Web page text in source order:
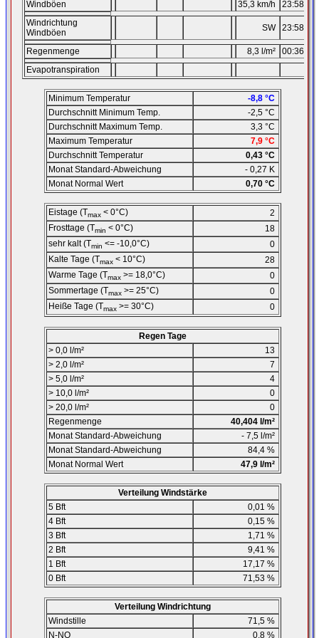
Windböen
35,3 km/h 23:58
Windrichtung
Windböen
SW 23:58
Regenmenge 8,3 l/m² 00:36
Evapotranspiration
Minimum Temperatur
-8,8 °C
Durchschnitt Minimum Temp.
-2,5 °C
Durchschnitt Maximum Temp.
3,3 °C
Maximum Temperatur
7,9 °C
Durchschnitt Temperatur
0,43 °C
Monat Standard-Abweichung
- 0,27 K
Monat Normal Wert
0,70 °C
Eistage (Tmax < 0°C)
2
Frosttage (Tmin < 0°C)
18
sehr kalt (Tmin <= -10,0°C)
0
Kalte Tage (Tmax < 10°C)
28
Warme Tage (Tmax >= 18,0°C)
0
Sommertage (Tmax >= 25°C)
0
Heiße Tage (Tmax >= 30°C) 0
Regen Tage
> 0,0 l/m²
13
> 2,0 l/m²
7
> 5,0 l/m²
4
> 10,0 l/m²
0
> 20,0 l/m²
0
Regenmenge
40,404 l/m²
Monat Standard-Abweichung
- 7,5 l/m²
Monat Standard-Abweichung
84,4 %
Monat Normal Wert
47,9 l/m²
Verteilung Windstärke
5 Bft
0,01 %
4 Bft
0,15 %
3 Bft
1,71 %
2 Bft
9,41 %
1 Bft
17,17 %
0 Bft
71,53 %
Verteilung Windrichtung
Windstille
71,5 %
N-NO
0,8 %